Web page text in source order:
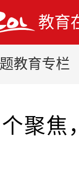
教育
教育专栏
聚焦